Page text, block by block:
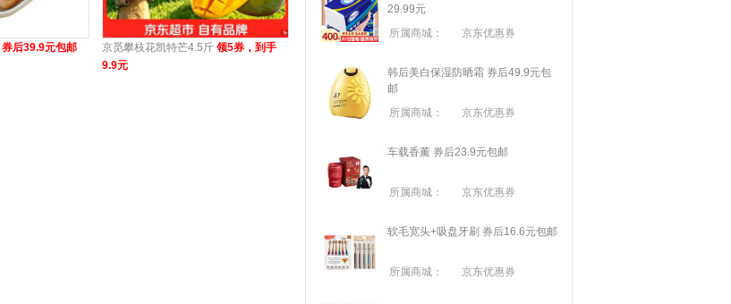
券后39.9元包邮 京觅攀枝花凯特芒4.5斤 领5券，到手
9.9元
29.99元
所属商城：
京东优惠券
韩后美白保湿防晒霜 券后49.9元包
邮
所属商城：
京东优惠券
车载香薰 券后23.9元包邮
所属商城： 京东优惠券
软毛宽头+吸盘牙刷 券后16.6元包邮
所属商城： 京东优惠券